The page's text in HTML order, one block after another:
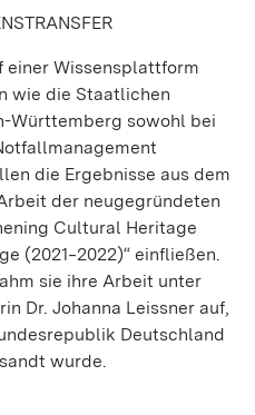
einer Wissensplattform
wie die Staatlichen
Württemberg sowohl bei
die Ergebnisse aus dem
der neugegründeten
Cultural Heritage
(2021‒2022)“ einfließen.
sie ihre Arbeit unter
Dr. Johanna Leissner auf,
Deutschland
wurde.